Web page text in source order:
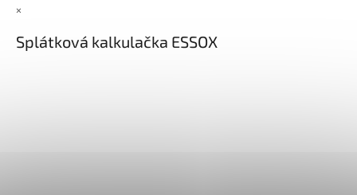
×
Splátková kalkulačka ESSOX